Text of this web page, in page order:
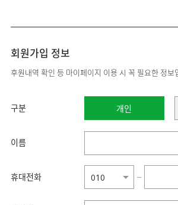
회원가입 정보
후원내역 확인 등 마이페이지 이용 시 꼭 필요한 정보
구분 개인
이름
휴대전화 −